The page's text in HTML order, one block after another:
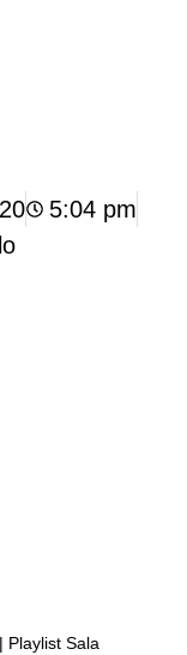
5:04 pm
Playlist Sala